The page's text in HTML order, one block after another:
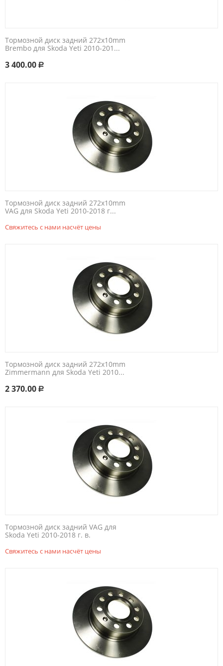
Тормозной диск задний 272x10mm
Brembo для Skoda Yeti 2010-201...
3 400.00 Р
Тормозной диск задний 272x10mm
VAG для Skoda Yeti 2010-2018 г...
Свяжитесь с нами насчёт цены
Тормозной диск задний 272x10mm
Zimmermann для Skoda Yeti 2010...
2 370.00 Р
Тормозной диск задний VAG для
Skoda Yeti 2010-2018 г. в.
Свяжитесь с нами насчёт цены